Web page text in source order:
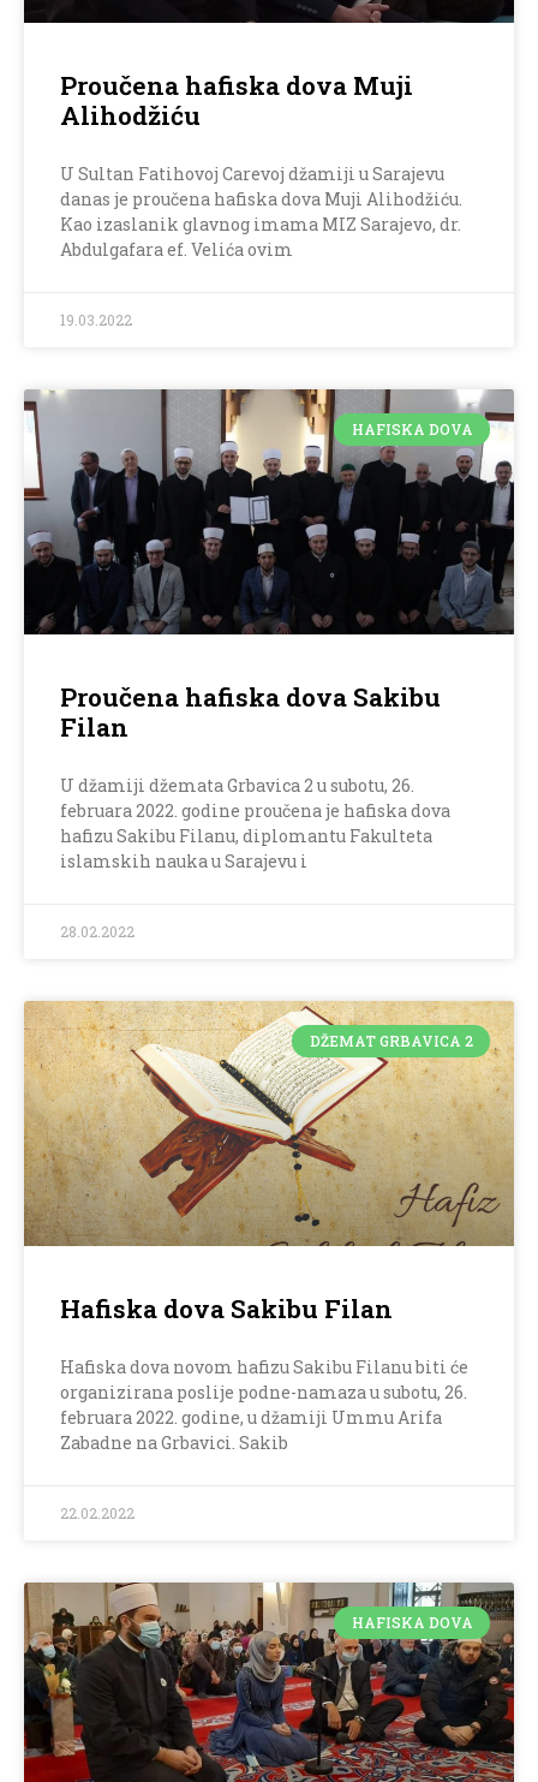
Proučena hafiska dova Muji
Alihodžiću
U Sultan Fatihovoj Carevoj džamiji u Sarajevu
danas je proučena hafiska dova Muji Alihodžiću.
Kao izaslanik glavnog imama MIZ Sarajevo, dr.
Abdulgafara ef. Velića ovim
19.03.2022
HAFISKA DOVA
Proučena hafiska dova Sakibu
Filan
U džamiji džemata Grbavica 2 u subotu, 26.
februara 2022. godine proučena je hafiska dova
hafizu Sakibu Filanu, diplomantu Fakulteta
islamskih nauka u Sarajevu i
28.02.2022
DŽEMAT GRBAVICA 2
Hafiska dova Sakibu Filan
Hafiska dova novom hafizu Sakibu Filanu biti će
organizirana poslije podne-namaza u subotu, 26.
februara 2022. godine, u džamiji Ummu Arifa
Zabadne na Grbavici. Sakib
22.02.2022
HAFISKA DOVA